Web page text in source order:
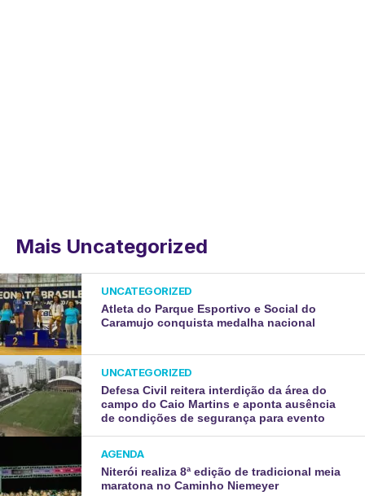
Mais Uncategorized
UNCATEGORIZED
Atleta do Parque Esportivo e Social do
Caramujo conquista medalha nacional
UNCATEGORIZED
Defesa Civil reitera interdição da área do
campo do Caio Martins e aponta ausência
de condições de segurança para evento
AGENDA
Niterói realiza 8ª edição de tradicional meia
maratona no Caminho Niemeyer